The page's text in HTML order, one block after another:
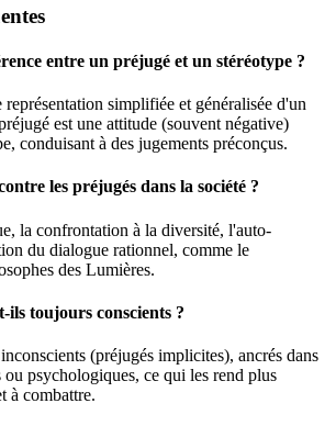
entre un préjugé et un stéréotype ?
représentation simplifiée et généralisée d'un
est une attitude (souvent négative)
conduisant à des jugements préconçus.
les préjugés dans la société ?
la confrontation à la diversité, l'auto-
du dialogue rationnel, comme le
des Lumières.
ils toujours conscients ?
(préjugés implicites), ancrés dans
ou psychologiques, ce qui les rend plus
à combattre.